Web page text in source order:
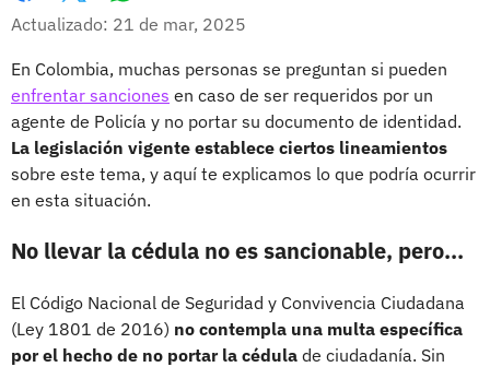
Facebook
X
Actualizado: 21 de mar, 2025
En Colombia, muchas personas se preguntan si pueden
enfrentar sanciones en caso de ser requeridos por un
agente de Policía y no portar su documento de identidad.
La legislación vigente establece ciertos lineamientos
sobre este tema, y aquí te explicamos lo que podría ocurrir
en esta situación.
No llevar la cédula no es sancionable, pero...
El Código Nacional de Seguridad y Convivencia Ciudadana
(Ley 1801 de 2016) no contempla una multa específica
por el hecho de no portar la cédula de ciudadanía. Sin